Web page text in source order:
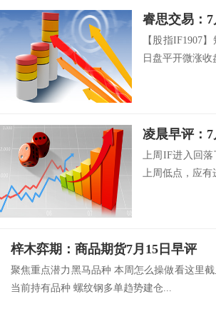
睿思交易：
【股指IF1907
日盘平开微涨收
凌晨早评：
上周IF进入回
上周低点，应有
梓木弈期：商品期货7月15日早评
聚焦重点潜力黑马品种 本周怎么操做看这里
当前持有品种 螺纹钢多单趋势建仓...